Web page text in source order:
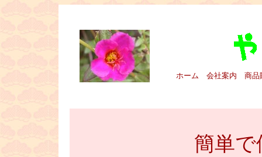
ホーム 会社案内 商品
簡単